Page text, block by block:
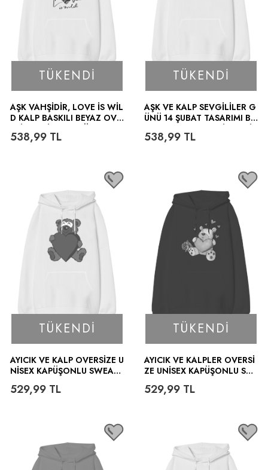
TÜKENDI
AŞK VAHŞIDIR, LOVE IS WIL
D KALP BASKILI BEYAZ OVE
SWEATSHIRT
538,99 TL
TÜKENDI
AŞK VE KALP SEVGILILER G
ÜNÜ 14 ŞUBAT TASARIMI BA
EX KAPÜŞONLU SWEATSHIR
538,99 TL
TÜKENDI
AYICIK VE KALP OVERSIZE U
NISEX KAPÜŞONLU SWEATS
529,99 TL
TÜKENDI
AYICIK VE KALPLER OVERSI
ZE UNISEX KAPÜŞONLU SW
529,99 TL